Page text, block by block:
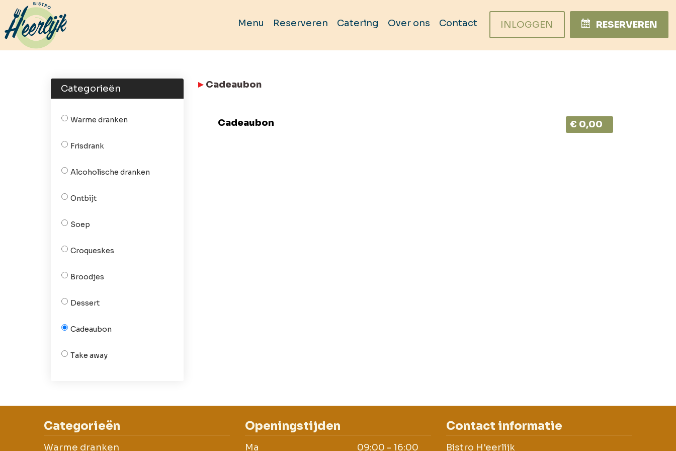
Menu Reserveren Catering Over ons Contact INLOGGEN RESERVEREN
Categorieën
Warme dranken
Frisdrank
Alcoholische dranken
Ontbijt
Soep
Croqueskes
Broodjes
Dessert
Cadeaubon
Take away
Cadeaubon
Cadeaubon € 0,00
Categorieën
Warme dranken
Openingstijden
Ma 09:00 - 16:00
Contact informatie
Bistro H'eerlijk